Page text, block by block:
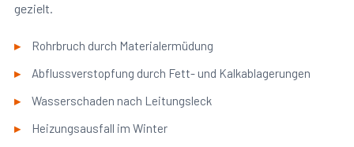
gezielt.
Rohrbruch durch Materialermüdung
Abflussverstopfung durch Fett- und Kalkablagerungen
Wasserschaden nach Leitungsleck
Heizungsausfall im Winter